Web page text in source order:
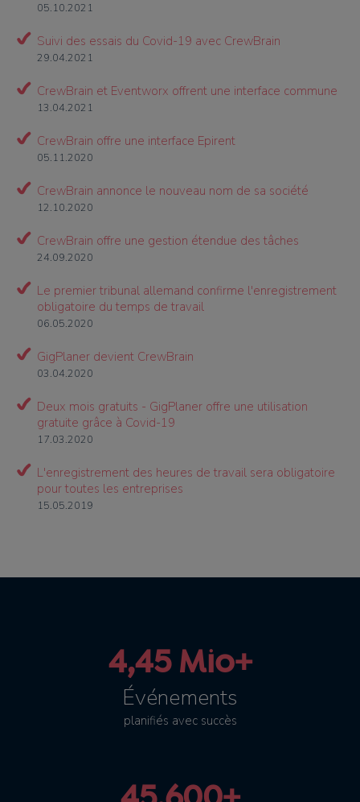
05.10.2021
Suivi des essais du Covid-19 avec CrewBrain
29.04.2021
CrewBrain et Eventworx offrent une interface commune
13.04.2021
CrewBrain offre une interface Epirent
05.11.2020
CrewBrain annonce le nouveau nom de sa société
12.10.2020
CrewBrain offre une gestion étendue des tâches
24.09.2020
Le premier tribunal allemand confirme l'enregistrement
obligatoire du temps de travail
06.05.2020
GigPlaner devient CrewBrain
03.04.2020
Deux mois gratuits - GigPlaner offre une utilisation
gratuite grâce à Covid-19
17.03.2020
L'enregistrement des heures de travail sera obligatoire
pour toutes les entreprises
15.05.2019
4,45 Mio+
Événements
planifiés avec succès